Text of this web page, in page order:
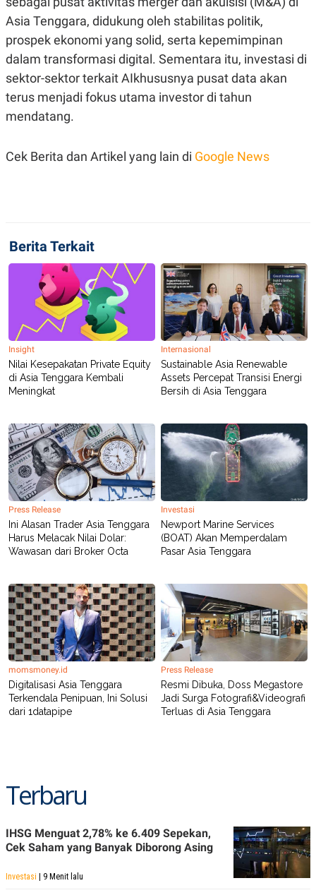
Asia Tenggara, didukung oleh stabilitas politik,
prospek ekonomi yang solid, serta kepemimpinan
dalam transformasi digital. Sementara itu, investasi di
sektor-sektor terkait AIkhususnya pusat data akan
terus menjadi fokus utama investor di tahun
mendatang.
Cek Berita dan Artikel yang lain di Google News
Berita Terkait
Insight
Nilai Kesepakatan Private Equity
di Asia Tenggara Kembali
Meningkat
Internasional
Sustainable Asia Renewable
Assets Percepat Transisi Energi
Bersih di Asia Tenggara
Press Release
Ini Alasan Trader Asia Tenggara
Harus Melacak Nilai Dolar:
Wawasan dari Broker Octa
Investasi
Newport Marine Services
(BOAT) Akan Memperdalam
Pasar Asia Tenggara
momsmoney.id
Digitalisasi Asia Tenggara
Terkendala Penipuan, Ini Solusi
dari 1datapipe
Press Release
Resmi Dibuka, Doss Megastore
Jadi Surga Fotografi&Videografi
Terluas di Asia Tenggara
Terbaru
IHSG Menguat 2,78% ke 6.409 Sepekan,
Cek Saham yang Banyak Diborong Asing
Investasi | 9 Menit lalu